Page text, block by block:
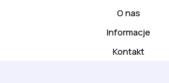
O nas
Informacje
Kontakt